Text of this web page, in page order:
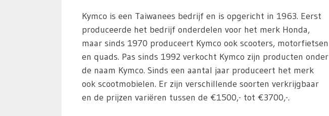
Kymco is een Taiwanees bedrijf en is opgericht in 1963. Eerst
produceerde het bedrijf onderdelen voor het merk Honda,
maar sinds 1970 produceert Kymco ook scooters, motorfietsen
en quads. Pas sinds 1992 verkocht Kymco zijn producten onder
de naam Kymco. Sinds een aantal jaar produceert het merk
ook scootmobielen. Er zijn verschillende soorten verkrijgbaar
en de prijzen variëren tussen de €1500,- tot €3700,-.